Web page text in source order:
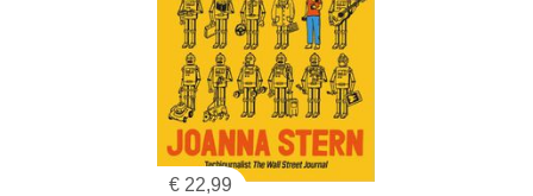
€ 22,99